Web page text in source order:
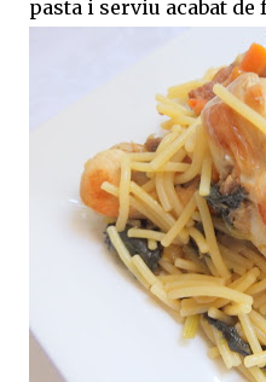
pasta i serviu acabat de